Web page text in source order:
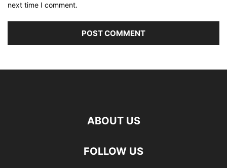
next time I comment.
ABOUT US
FOLLOW US